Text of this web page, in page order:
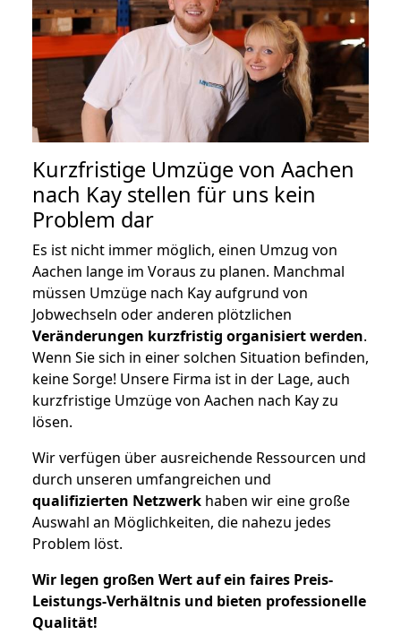
Kurzfristige Umzüge von Aachen
nach Kay stellen für uns kein
Problem dar
Es ist nicht immer möglich, einen Umzug von
Aachen lange im Voraus zu planen. Manchmal
müssen Umzüge nach Kay aufgrund von
Jobwechseln oder anderen plötzlichen
Veränderungen kurzfristig organisiert werden.
Wenn Sie sich in einer solchen Situation befinden,
keine Sorge! Unsere Firma ist in der Lage, auch
kurzfristige Umzüge von Aachen nach Kay zu
lösen.
Wir verfügen über ausreichende Ressourcen und
durch unseren umfangreichen und
qualifizierten Netzwerk haben wir eine große
Auswahl an Möglichkeiten, die nahezu jedes
Problem löst.
Wir legen großen Wert auf ein faires Preis-
Leistungs-Verhältnis und bieten professionelle
Qualität!